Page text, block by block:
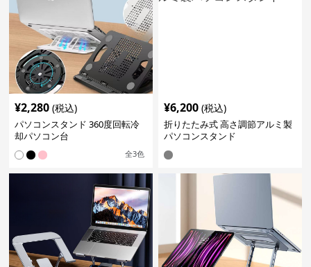
¥2,280 (税込)
パソコンスタンド 360度回転冷
却パソコン台
全3色
¥6,200 (税込)
折りたたみ式 高さ調節アルミ製
パソコンスタンド